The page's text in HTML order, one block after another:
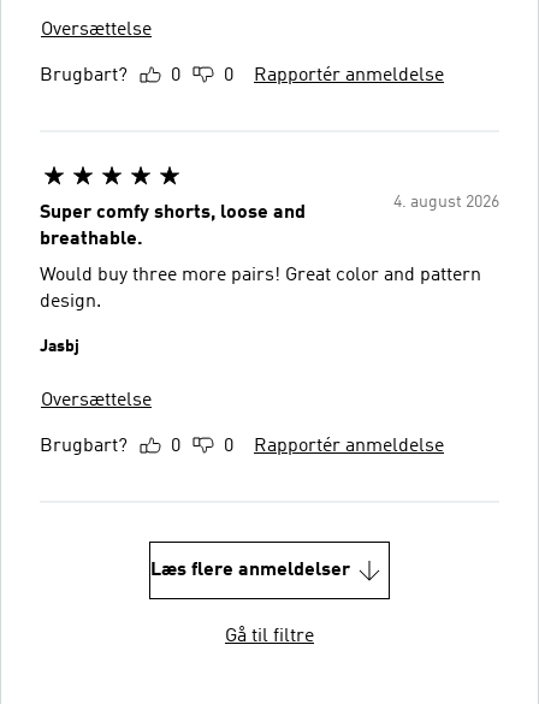
Oversættelse
Brugbart? 0 0 Rapportér anmeldelse
4. august 2026
Super comfy shorts, loose and
breathable.
Would buy three more pairs! Great color and pattern
design.
Jasbj
Oversættelse
Brugbart? 0 0 Rapportér anmeldelse
Læs flere anmeldelser
Gå til filtre